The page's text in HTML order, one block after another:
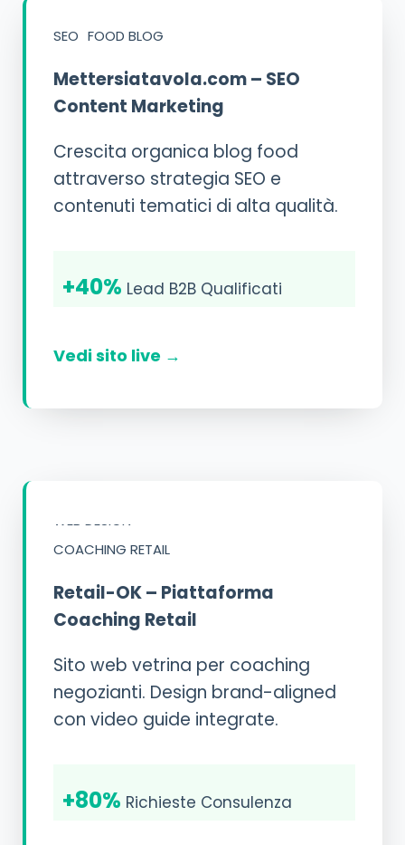
SEO FOOD BLOG
Mettersiatavola.com – SEO
Content Marketing
Crescita organica blog food
attraverso strategia SEO e
contenuti tematici di alta qualità.
+40% Lead B2B Qualificati
Vedi sito live →
WEB DESIGN
COACHING RETAIL
Retail-OK – Piattaforma
Coaching Retail
Sito web vetrina per coaching
negozianti. Design brand-aligned
con video guide integrate.
+80% Richieste Consulenza